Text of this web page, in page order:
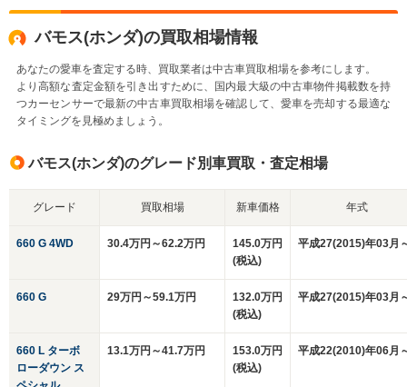
バモス(ホンダ)の買取相場情報
あなたの愛車を査定する時、買取業者は中古車買取相場を参考にします。
より高額な査定金額を引き出すために、国内最大級の中古車物件掲載数を持
つカーセンサーで最新の中古車買取相場を確認して、愛車を売却する最適な
タイミングを見極めましょう。
バモス(ホンダ)のグレード別車買取・査定相場
グレード 買取相場 新車価格 年式
660 G 4WD 30.4万円～62.2万円
145.0万円
(税込)
平成27(2015)年03月
660 G 29万円～59.1万円
132.0万円
(税込)
平成27(2015)年03月
660 L ターボ
ローダウン ス
13.1万円～41.7万円
153.0万円
(税込)
平成22(2010)年06月